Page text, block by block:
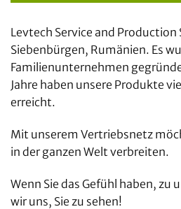
Levtech Service and Production
Siebenbürgen, Rumänien. Es
Familienunternehmen
Jahre haben unsere Produkte
erreicht.
Mit unserem Vertriebsnetz
in der ganzen Welt verbreiten.
Wenn Sie das Gefühl haben, zu
wir uns, Sie zu sehen!